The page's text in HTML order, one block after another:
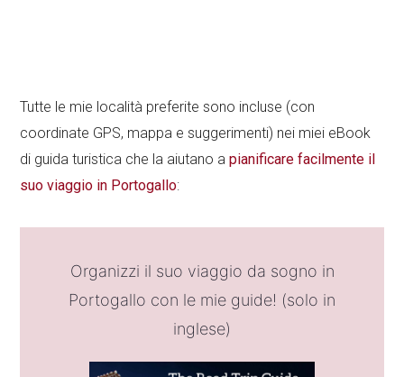
Tutte le mie località preferite sono incluse (con
coordinate GPS, mappa e suggerimenti) nei miei eBook
di guida turistica che la aiutano apianificare facilmente il
suo viaggio in Portogallo:
Organizzi il suo viaggio da sogno in
Portogallo con le mie guide! (solo in
inglese)